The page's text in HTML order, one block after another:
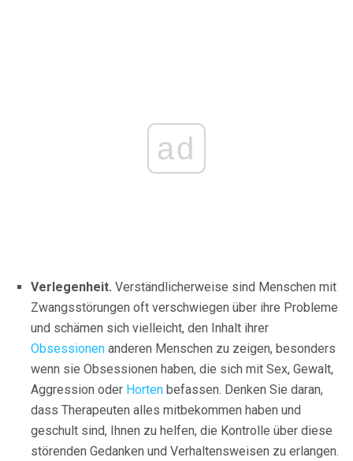
ad
Verlegenheit. Verständlicherweise sind Menschen mit
Zwangsstörungen oft verschwiegen über ihre Probleme
und schämen sich vielleicht, den Inhalt ihrer
Obsessionen anderen Menschen zu zeigen, besonders
wenn sie Obsessionen haben, die sich mit Sex, Gewalt,
Aggression oder Horten befassen. Denken Sie daran,
dass Therapeuten alles mitbekommen haben und
geschult sind, Ihnen zu helfen, die Kontrolle über diese
störenden Gedanken und Verhaltensweisen zu erlangen.